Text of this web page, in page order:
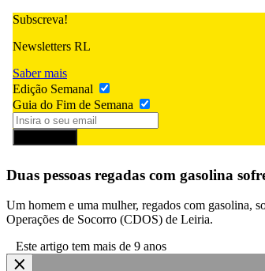
Subscreva!
Newsletters RL
Saber mais
Edição Semanal
Guia do Fim de Semana
Duas pessoas regadas com gasolina
Um homem e uma mulher, regados com gasolina,
Operações de Socorro (CDOS) de Leiria.
Este artigo tem mais de 9 anos